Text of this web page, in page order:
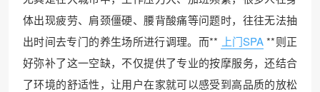
体出现疲劳、肩颈僵硬、腰背酸痛等问题时，往往无法抽
出时间去专门的养生场所进行调理。而** 上门SPA **则正
好弥补了这一空缺，不仅提供了专业的按摩服务，还结合
了环境的舒适性，让用户在家就可以感受到高品质的放松